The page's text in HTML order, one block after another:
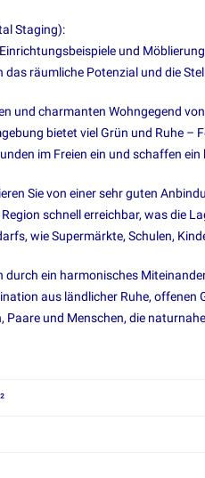
Staging):
und
das räumliche Potenzial und die
und charmanten Wohngegend
bietet viel Grün und Ruhe –
im Freien ein und schaffen
Sie von einer sehr guten
schnell erreichbar, was die
wie Supermärkte, Schulen,
ein harmonisches
aus ländlicher Ruhe,
Paare und Menschen, die